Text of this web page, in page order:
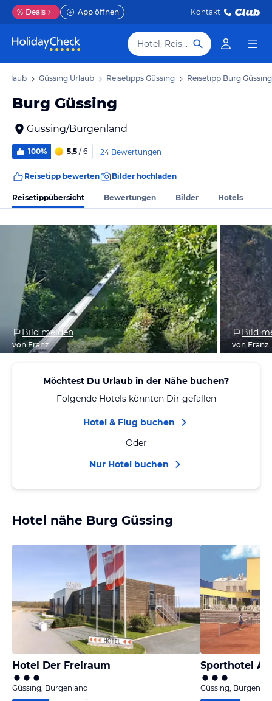
% Deals App öffnen Kontakt
Hotel, Reiseziel
Urlaub Güssing Urlaub Reisetipps Güssing Reisetipp Burg Güssing
Burg Güssing
Güssing/Burgenland
100% 5,5 / 6 24 Bewertungen
Reisetipp bewerten Bilder hochladen
Reisetippübersicht Bewertungen Bilder Hotels
Bild melden
von Franz
Bild
von Franz
Möchtest Du Urlaub in der Nähe buchen?
Folgende Hotels könnten Dir gefallen
Hotel & Flug buchen
Oder
Nur Hotel buchen
Hotel nähe Burg Güssing
Hotel Der Freiraum
Güssing, Burgenland
Sporthotel
Güssing,